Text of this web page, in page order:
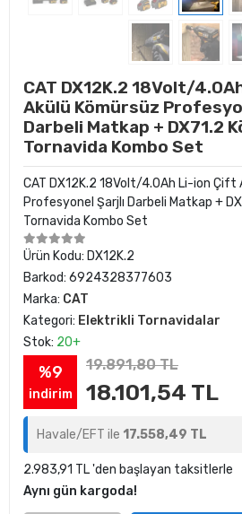
CAT DX12K.2 18Volt/
Akülü Kömürsüz
Darbeli Matkap + DX71.2
Tornavida Kombo Set
CAT DX12K.2 18Volt/4.0Ah Li-ion Çift
Profesyonel Şarjlı Darbeli Matkap +
Tornavida Kombo Set
Ürün Kodu: DX12K.2
Barkod: 6924328377603
Marka: CAT
Kategori: Elektrikli Tornavidalar
Stok: 20+
%9
indirim
19.891,80 TL
18.101,54 TL
Havale/EFT ile 17.558,49 TL
2.983,91 TL 'den başlayan taksitlerle
Aynı gün kargoda!